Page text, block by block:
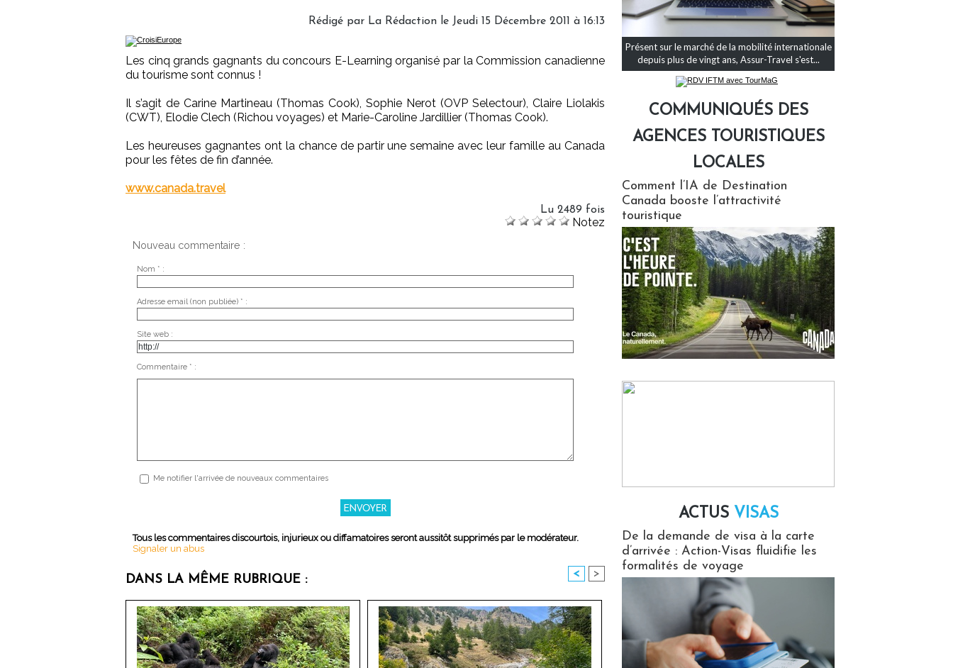
Rédigé par La Rédaction le Jeudi 15 Décembre 2011 à 16:13
Les cinq grands gagnants du concours E-Learning organisé par la Commission canadienne
du tourisme sont connus !
Il s’agit de Carine Martineau (Thomas Cook), Sophie Nerot (OVP Selectour), Claire Liolakis
(CWT), Elodie Clech (Richou voyages) et Marie-Caroline Jardillier (Thomas Cook).
Les heureuses gagnantes ont la chance de partir une semaine avec leur famille au Canada
pour les fêtes de fin d’année.
www.canada.travel
Lu 2489 fois
Notez
Nouveau commentaire :
Nom * :
Adresse email (non publiée) * :
Site web :
Commentaire * :
Me notifier l'arrivée de nouveaux commentaires
Tous les commentaires discourtois, injurieux ou diffamatoires seront aussitôt supprimés par le modérateur.
Signaler un abus
DANS LA MÊME RUBRIQUE : < >
Présent sur le marché de la mobilité internationale
depuis plus de vingt ans, Assur-Travel s'est...
COMMUNIQUÉS DES
AGENCES TOURISTIQUES
LOCALES
Comment l’IA de Destination
Canada booste l’attractivité
touristique
ACTUS VISAS
De la demande de visa à la carte
d’arrivée : Action-Visas fluidifie les
formalités de voyage